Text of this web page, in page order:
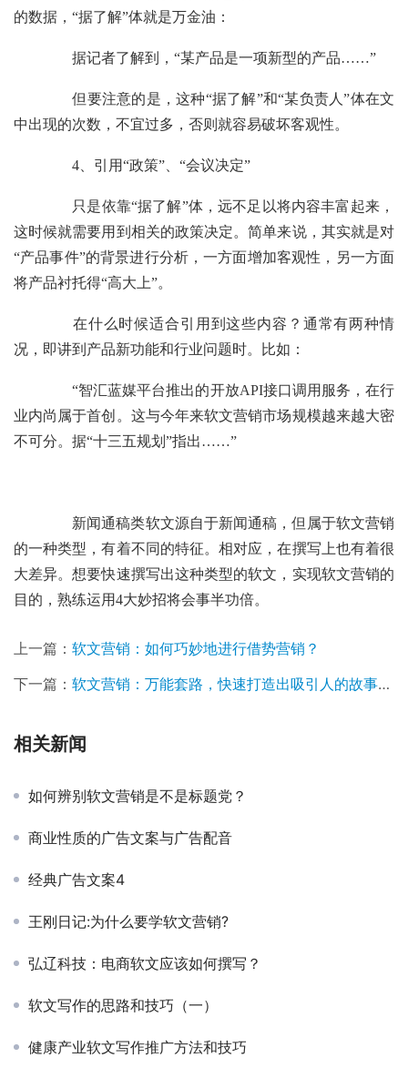
的数据，“据了解”体就是万金油：
据记者了解到，“某产品是一项新型的产品……”
但要注意的是，这种“据了解”和“某负责人”体在文
中出现的次数，不宜过多，否则就容易破坏客观性。
4、引用“政策”、“会议决定”
只是依靠“据了解”体，远不足以将内容丰富起来，
这时候就需要用到相关的政策决定。简单来说，其实就是对
“产品事件”的背景进行分析，一方面增加客观性，另一方面
将产品衬托得“高大上”。
在什么时候适合引用到这些内容？通常有两种情
况，即讲到产品新功能和行业问题时。比如：
“智汇蓝媒平台推出的开放API接口调用服务，在行
业内尚属于首创。这与今年来软文营销市场规模越来越大密
不可分。据“十三五规划”指出……”
新闻通稿类软文源自于新闻通稿，但属于软文营销
的一种类型，有着不同的特征。相对应，在撰写上也有着很
大差异。想要快速撰写出这种类型的软文，实现软文营销的
目的，熟练运用4大妙招将会事半功倍。
上一篇： 软文营销：如何巧妙地进行借势营销？
下一篇： 软文营销：万能套路，快速打造出吸引人的故事型软文！
相关新闻
如何辨别软文营销是不是标题党？
商业性质的广告文案与广告配音
经典广告文案4
王刚日记:为什么要学软文营销?
弘辽科技：电商软文应该如何撰写？
软文写作的思路和技巧（一）
健康产业软文写作推广方法和技巧